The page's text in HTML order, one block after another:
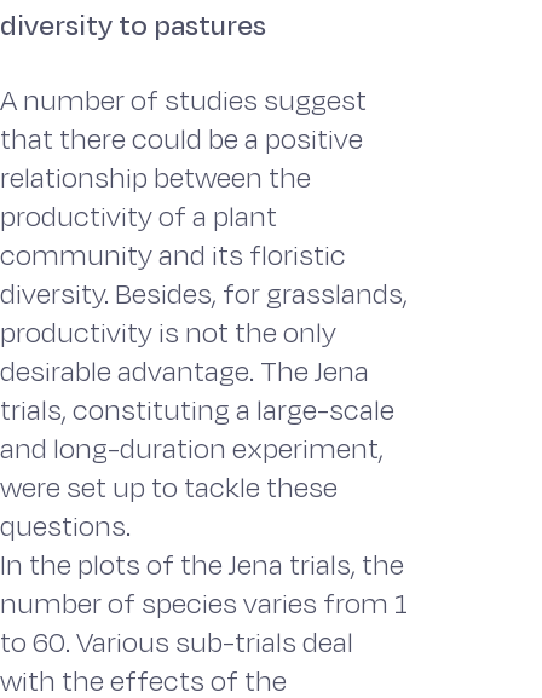
diversity to pastures
A number of studies suggest
that there could be a positive
relationship between the
productivity of a plant
community and its floristic
diversity. Besides, for grasslands,
productivity is not the only
desirable advantage. The Jena
trials, constituting a large-scale
and long-duration experiment,
were set up to tackle these
questions.
In the plots of the Jena trials, the
number of species varies from 1
to 60. Various sub-trials deal
with the effects of the